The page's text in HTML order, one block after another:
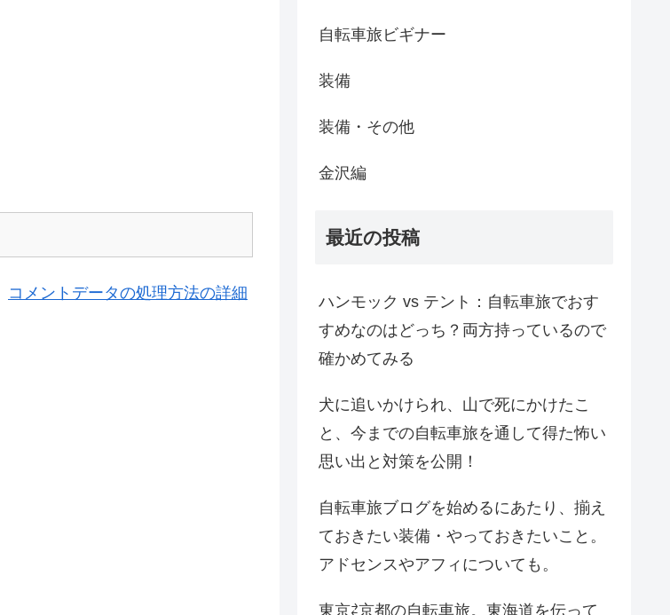
コメントデータの処理方法の詳細
自転車旅ビギナー
装備
装備・その他
金沢編
最近の投稿
ハンモック vs テント：自転車旅でおす
すめなのはどっち？両方持っているので
確かめてみる
犬に追いかけられ、山で死にかけたこ
と、今までの自転車旅を通して得た怖い
思い出と対策を公開！
自転車旅ブログを始めるにあたり、揃え
ておきたい装備・やっておきたいこと。
アドセンスやアフィについても。
東京⇄京都の自転車旅。東海道を伝って